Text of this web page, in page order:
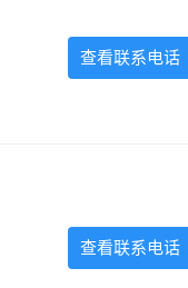
查看联系电话
查看联系电话